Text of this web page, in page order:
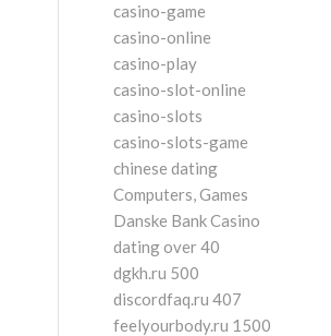
casino-game
casino-online
casino-play
casino-slot-online
casino-slots
casino-slots-game
chinese dating
Computers, Games
Danske Bank Casino
dating over 40
dgkh.ru 500
discordfaq.ru 407
feelyourbody.ru 1500